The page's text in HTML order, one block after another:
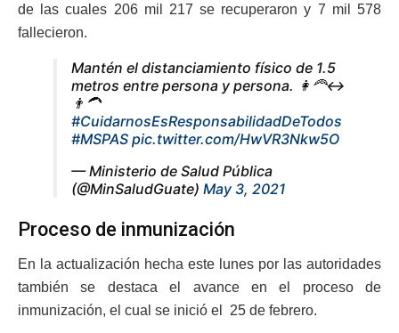
de las cuales 206 mil 217 se recuperaron y 7 mil 578
fallecieron.
Mantén el distanciamiento físico de 1.5
metros entre persona y persona. 👩‍🦰↔️
👨‍🦱
#CuidarnosEsResponsabilidadDeTodos
#MSPAS pic.twitter.com/HwVR3Nkw5O
— Ministerio de Salud Pública
(@MinSaludGuate) May 3, 2021
Proceso de inmunización
En la actualización hecha este lunes por las autoridades
también se destaca el avance en el proceso de
inmunización, el cual se inició el 25 de febrero.